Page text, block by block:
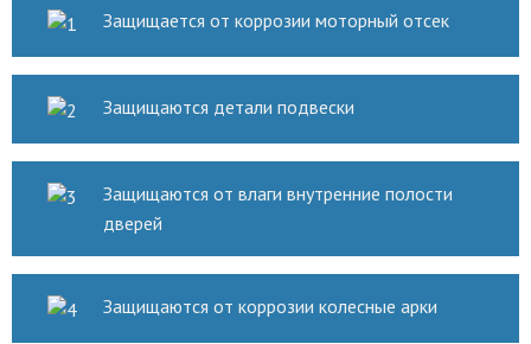
Защищается от коррозии моторный отсек
Защищаются детали подвески
Защищаются от влаги внутренние полости
дверей
Защищаются от коррозии колесные арки